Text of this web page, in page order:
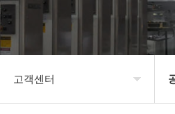
고객센터